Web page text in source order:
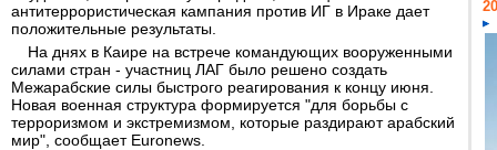
антитеррористическая кампания против ИГ в Ираке дает
положительные результаты.
На днях в Каире на встрече командующих вооруженными
силами стран - участниц ЛАГ было решено создать
Межарабские силы быстрого реагирования к концу июня.
Новая военная структура формируется "для борьбы с
терроризмом и экстремизмом, которые раздирают арабский
мир", сообщает Euronews.